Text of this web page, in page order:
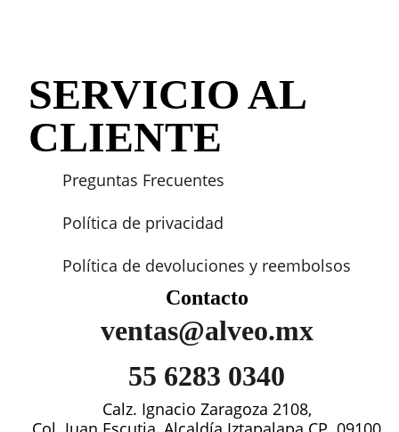
SERVICIO AL
CLIENTE
Preguntas Frecuentes
Política de privacidad
Política de devoluciones y reembolsos
Contacto
ventas@alveo.mx
55 6283 0340
Calz. Ignacio Zaragoza 2108,